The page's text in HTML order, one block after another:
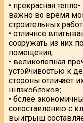
• прекрасная
важно во время
строительных
• отличное
сооружать из них
помещения;
• великолепная
устойчивостью к
стороны отличает
шлакоблоков;
• более
сопоставлению с
выигрыш